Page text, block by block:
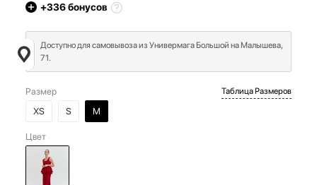
+336бонусов
Доступно для самовывоза из Универмага Большой на Малышева,
71.
Размер
XS
S M
Таблица Размеров
Цвет